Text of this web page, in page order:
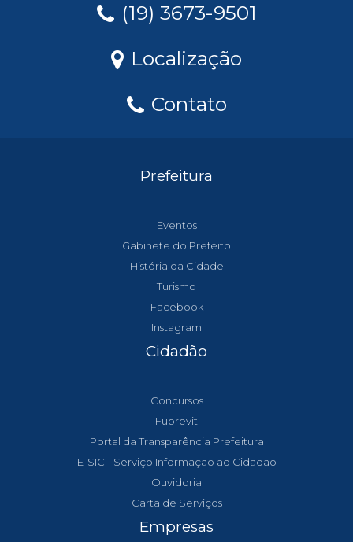
(19) 3673-9501
Localização
Contato
Prefeitura
Eventos
Gabinete do Prefeito
História da Cidade
Turismo
Facebook
Instagram
Cidadão
Concursos
Fuprevit
Portal da Transparência Prefeitura
E-SIC - Serviço Informação ao Cidadão
Ouvidoria
Carta de Serviços
Empresas